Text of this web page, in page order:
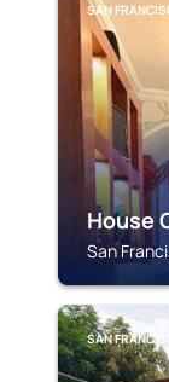
SAN
House
San
SAN